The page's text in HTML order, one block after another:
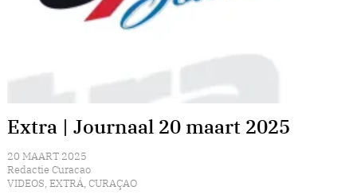
Extra | Journaal 20 maart 2025
20 MAART 2025
Redactie Curacao
VIDEOS, EXTRÁ, CURAÇAO